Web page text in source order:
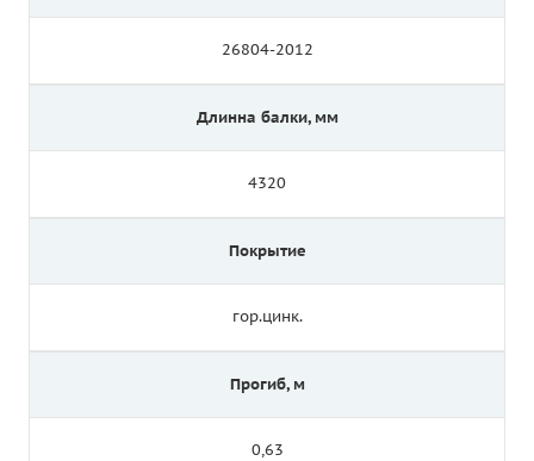
26804-2012
Длинна балки, мм
4320
Покрытие
гор.цинк.
Прогиб, м
0,63